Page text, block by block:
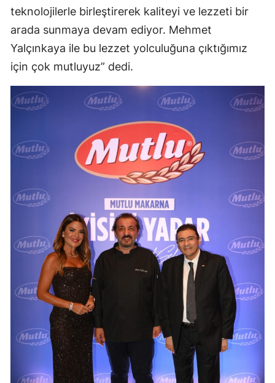
teknolojilerle birleştirerek kaliteyi ve lezzeti bir
arada sunmaya devam ediyor. Mehmet
Yalçınkaya ile bu lezzet yolculuğuna çıktığımız
için çok mutluyuz” dedi.